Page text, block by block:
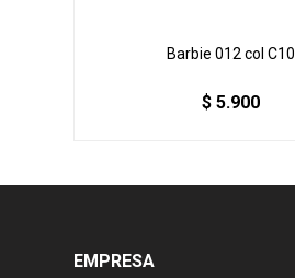
Barbie 012 col C10
$ 5.900
EMPRESA